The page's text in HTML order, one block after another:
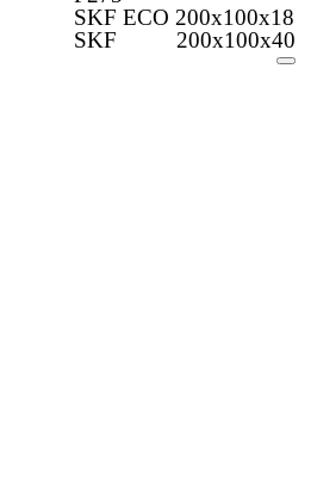
SKF ECO 200x100x18
SKF 200x100x40